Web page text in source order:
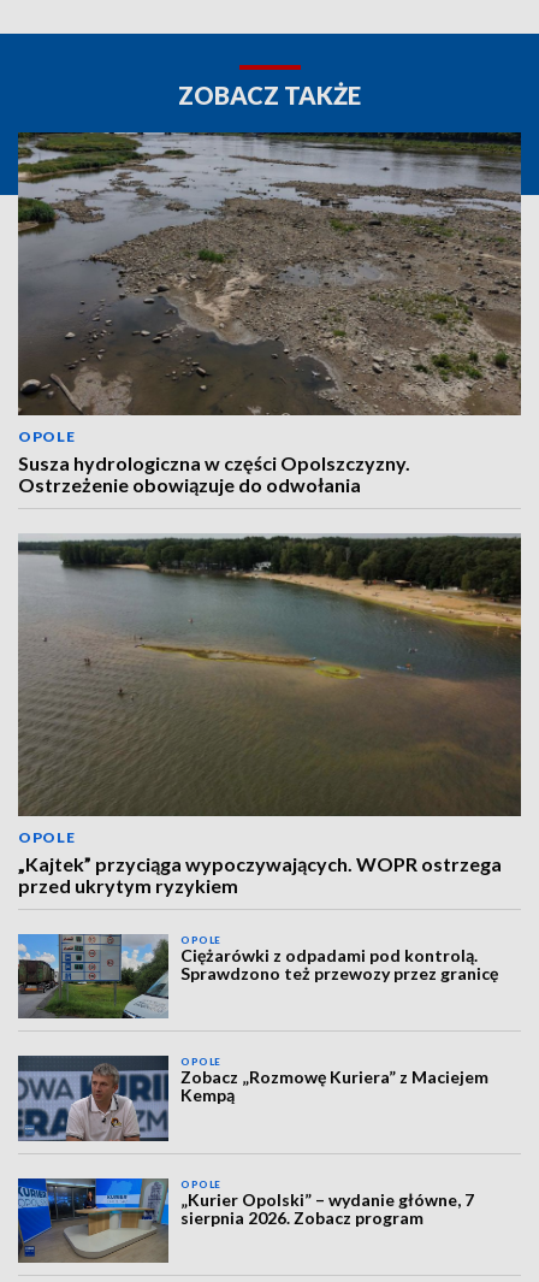
ZOBACZ TAKŻE
OPOLE
Susza hydrologiczna w części Opolszczyzny.
Ostrzeżenie obowiązuje do odwołania
OPOLE
„Kajtek” przyciąga wypoczywających. WOPR ostrzega
przed ukrytym ryzykiem
OPOLE
Ciężarówki z odpadami pod kontrolą.
Sprawdzono też przewozy przez granicę
OPOLE
Zobacz „Rozmowę Kuriera” z Maciejem
Kempą
OPOLE
„Kurier Opolski” – wydanie główne, 7
sierpnia 2026. Zobacz program